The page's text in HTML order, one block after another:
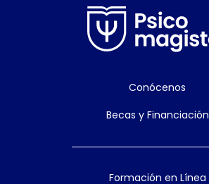
Conócenos
Becas y Financiación
Formación en Línea